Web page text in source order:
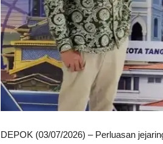
DEPOK (03/07/2026) – Perluasan